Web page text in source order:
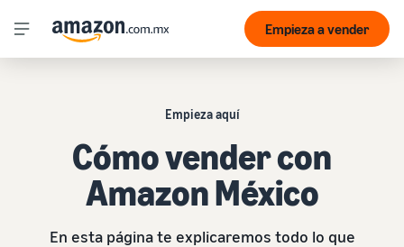
Empieza a vender
Empieza aquí
Cómo vender con
Amazon México
En esta página te explicaremos todo lo que